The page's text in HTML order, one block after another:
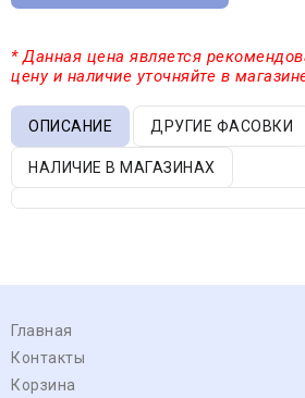
* Данная цена является
цену и наличие уточняйте в
ОПИСАНИЕ ДРУГИЕ ФАСОВКИ
НАЛИЧИЕ В МАГАЗИНАХ
Главная
Контакты
Корзина